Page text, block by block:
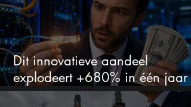
Dit innovatieve aandeel
explodeert +680% in één jaar
en blijft maar stijgen